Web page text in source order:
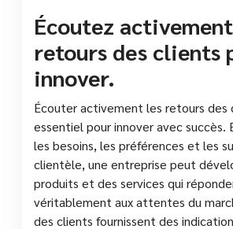
Écoutez
retours des clients
innover.
Écouter activement les retours des
essentiel pour innover avec succès.
les besoins, les préférences et les
clientèle, une entreprise peut
produits et des services qui
véritablement aux attentes du
des clients fournissent des